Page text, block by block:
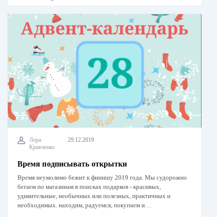
Лора
Кравченко
29.12.2019
Время подписывать открытки
Время неумолимо бежит к финишу 2019 года. Мы судорожно
бегаем по магазинам в поисках подарков - красивых,
удивительные, необычных или полезных, практичных и
необходимых. находим, радуемся, покупаем и…